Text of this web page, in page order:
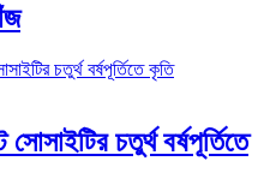
চতুর্থ বর্ষপূর্তিতে